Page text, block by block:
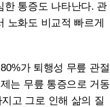
한 통증도 나타난다. 관
노화도 비교적 빠르게
80%가 퇴행성 무릎 관절
는 무릎 통증으로 거동
고 그로 인해 삶의 질